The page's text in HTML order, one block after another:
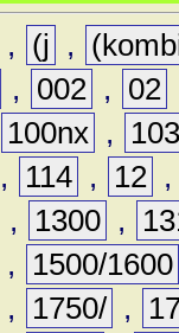
, (j ,
, 002 , 02
100nx ,
, 114 , 12
, 1300 ,
,
1500/1600
, 1750/ ,